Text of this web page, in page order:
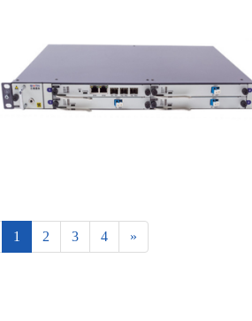
1 2 3 4 »